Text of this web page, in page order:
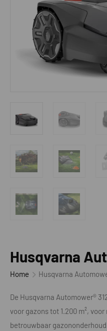
Husqvarna
Home Husqvarna
De Husqvarna Automower®
voor gazons tot 1.200 m²,
betrouwbaar